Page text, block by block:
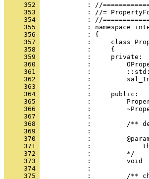
     352
     353
     354
     355
     356
     357
     358
     359
     360
     361
     362
     363
     364
     365
     366
     367
     368
     369
     370
     371
     372
     373
     374
     375